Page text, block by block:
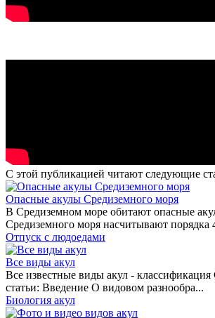
С этой публикацией читают следующие
Опасные акулы Средиземного моря
В Средиземном море обитают опасные
Средиземного моря насчитывают порядка
Отпуск с людоедами
Все виды акул
Все известные виды акул -
статьи: Введение О видовом разнообра...
Биология акул